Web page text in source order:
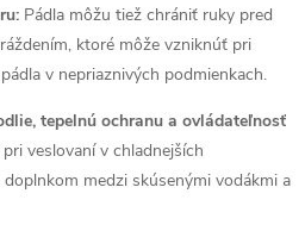
Pádla môžu tiež chrániť ruky pred
ktoré môže vzniknúť pri
v nepriaznivých podmienkach.
tepelnú ochranu a ovládateľnosť
pri veslovaní v chladnejších
medzi skúsenými vodákmi a